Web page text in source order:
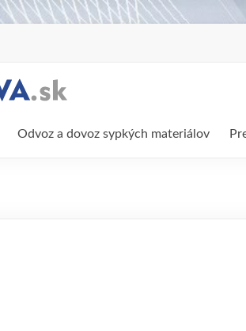
Odvoz a dovoz sypkých materiálov